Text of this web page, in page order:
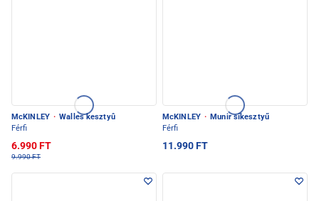
McKINLEY · Walles kesztyû
Férfi
6.990 FT
9.990 FT
McKINLEY · Munir síkesztyű
Férfi
11.990 FT